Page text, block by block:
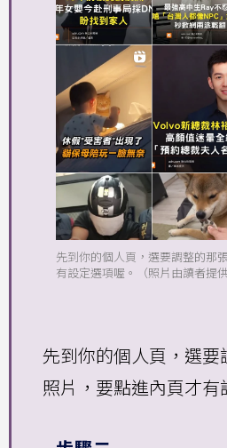
先到你的個人頁，選要調整的那
有設定選項喔。（照片由讀者提供
先到你的個人頁，選要
照片，要點進內頁才有